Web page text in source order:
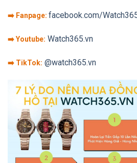
➡️ Fanpage: facebook.com/
➡️ Youtube: Watch365.vn
➡️ TikTok: @watch365.vn